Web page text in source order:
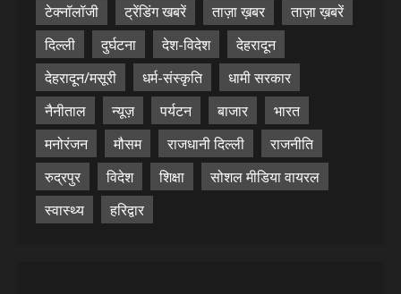
टेक्नॉलॉजी
ट्रेंडिंग खबरें ताज़ा ख़बर
ताज़ा ख़बरें
दिल्ली
दुर्घटना देश-विदेश
देहरादून
देहरादून/मसूरी
धर्म-संस्कृति
धामी सरकार
नैनीताल
न्यूज़ पर्यटन बाजार
भारत
मनोरंजन
मौसम राजधानी दिल्ली
राजनीति
रुद्रपुर
विदेश शिक्षा
सोशल मीडिया वायरल
स्वास्थ्य
हरिद्वार